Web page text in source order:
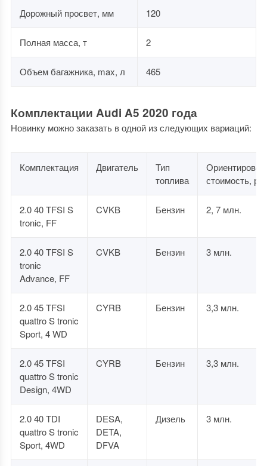
Дорожный просвет, мм 120
Полная масса, т 2
Объем багажника, max, л 465
Комплектации Audi A5 2020 года
Новинку можно заказать в одной из следующих вариаций:
Комплектация Двигатель
Тип
топлива
стоимость,
2.0 40 TFSI S
tronic, FF
CVKB Бензин 2, 7 млн.
2.0 40 TFSI S
tronic
Advance, FF
CVKB Бензин 3 млн.
2.0 45 TFSI
quattro S tronic
Sport, 4 WD
CYRB Бензин 3,3 млн.
2.0 45 TFSI
quattro S tronic
Design, 4WD
CYRB Бензин 3,3 млн.
2.0 40 TDI
quattro S tronic
Sport, 4WD
DESA,
DETA,
DFVA
Дизель 3 млн.